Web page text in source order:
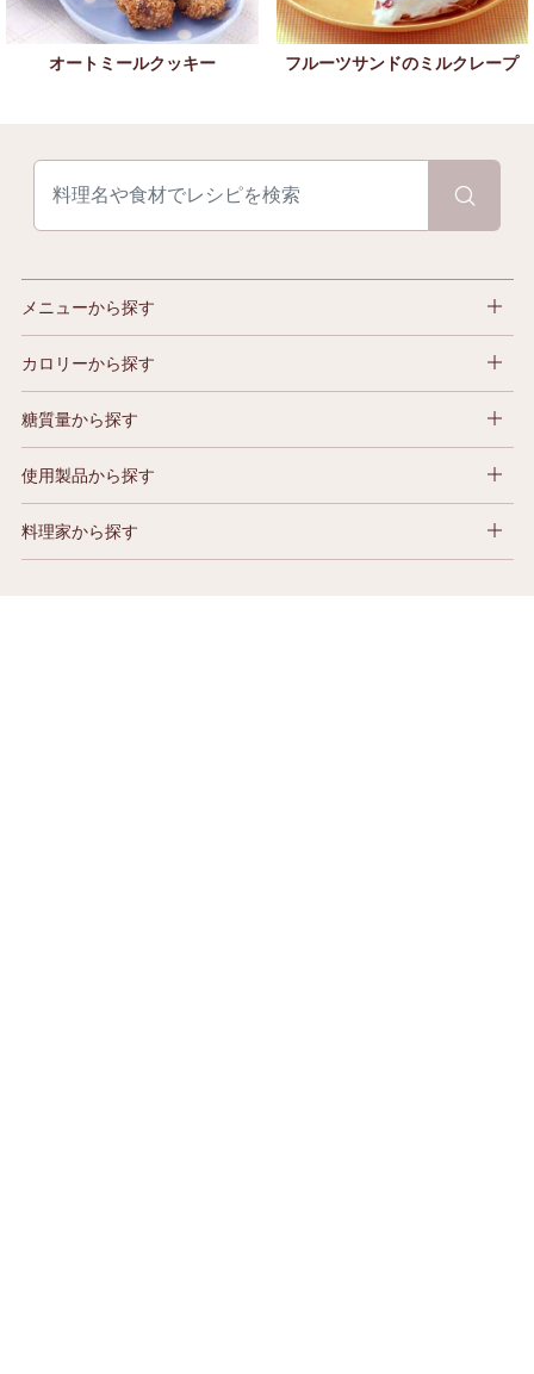
オートミールクッキー フルーツサンドのミルクレープ
メニューから探す
カロリーから探す
糖質量から探す
使用製品から探す
料理家から探す